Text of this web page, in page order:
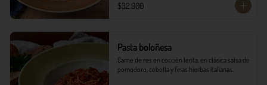
$32.900
Pasta boloñesa
Carne de res en cocción lenta, en clásica salsa de
pomodoro, cebolla y finas hierbas italianas.